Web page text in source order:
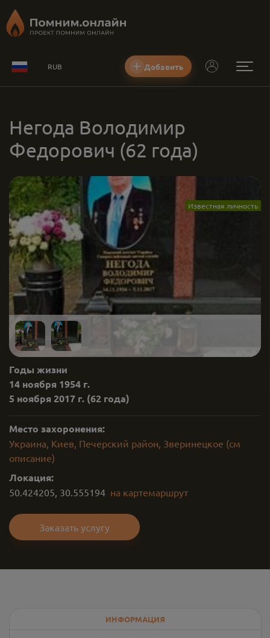
RUB Добавить
Негода Володимир
Федорович (62 года)
Известная личность
Годы жизни
14 ноября 1954 г.
5 ноября 2017 г. (62 года)
Место захоронения:
Украина, Киев, Печерский район, Зверинецкое (см
описание)
Локация:
50.424205, 30.555194 на картемаршрут
Заказать услугу
ИНФОРМАЦИЯ